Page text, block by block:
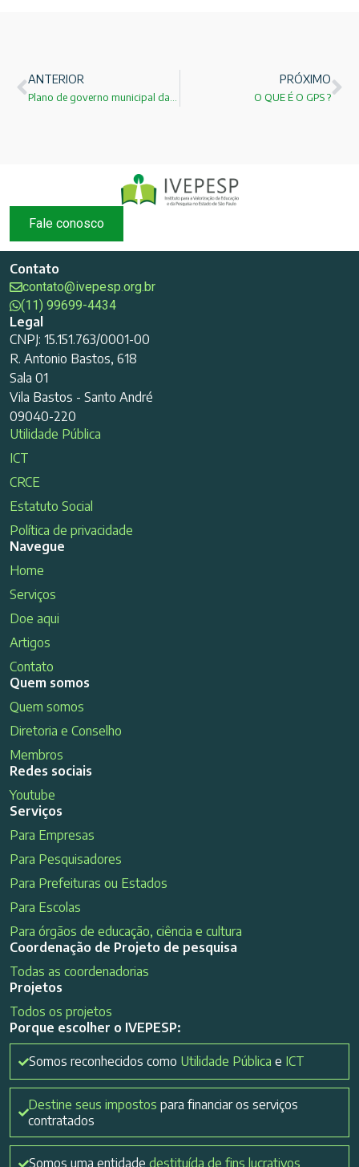
ANTERIOR PRÓXIMO
O QUE É O GPS ?
Fale conosco
Contato
contato@ivepesp.org.br
(11) 99699-4434
Legal
CNPJ: 15.151.763/0001-00
R. Antonio Bastos, 618
Sala 01
Vila Bastos - Santo André
09040-220
Utilidade Pública
ICT
CRCE
Estatuto Social
Política de privacidade
Navegue
Home
Serviços
Doe aqui
Artigos
Contato
Quem somos
Quem somos
Diretoria e Conselho
Membros
Redes sociais
Youtube
Serviços
Para Empresas
Para Pesquisadores
Para Prefeituras ou Estados
Para Escolas
Para órgãos de educação, ciência e cultura
Coordenação de Projeto de pesquisa
Todas as coordenadorias
Projetos
Todos os projetos
Porque escolher o IVEPESP:
Somos reconhecidos como Utilidade Pública e ICT
Destine seus impostos para financiar os serviços
contratados
Somos uma entidade destituída de fins lucrativos